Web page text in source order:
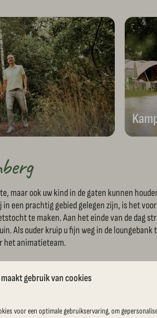
maar ook uw kind in de gaten kunnen
een prachtig gebied gelegen zijn, is het
te maken. Aan het einde van de dag
Als ouder kruip u fijn weg in de
het animatieteam.
gebruik van cookies
voor een optimale gebruikservaring, om